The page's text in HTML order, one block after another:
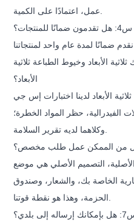
س4: هل تقدمون ضمانًا للمنتجات؟
الأبعاد وخيوط الطباعة ثلاثية
الأبعاد؟
الأبعاد لدينا اختبارات إس جي
الفيدرالية، حظر المواد الخطرة؛
التصميم الأصلي هي موضع
الخاصة بك، والشعار، وصندوق
إرساله إلى بلدي؟